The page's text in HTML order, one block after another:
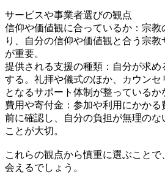
サービスや事業者選びの観点
信仰や価値観に合っているか：宗
り、自分の信仰や価値観と合う宗
が重要。
提供される支援の種類：自分が求
する。礼拝や儀式のほか、カウンセ
となるサポート体制が整っているか
費用や寄付金：参加や利用にかか
前に確認し、自分の負担が無理のな
ことが大切。
これらの観点から慎重に選ぶこと
会えるでしょう。